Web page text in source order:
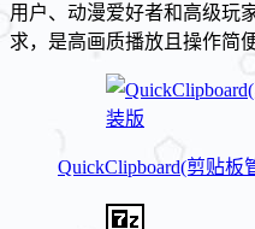
用户、动漫爱好者和高级玩
求，是高画质播放且操作简
QuickClipboard(剪贴板